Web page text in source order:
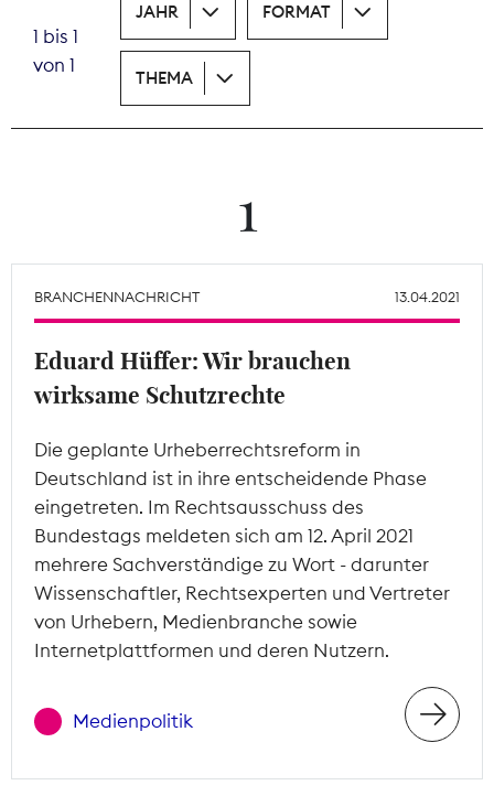
Recht
Tarifpolitik
Theodor-Wolff-Preis
Mitgliederbereich
1 bis 1
von 1
JAHR FORMAT
THEMA
1
BRANCHENNACHRICHT 13.04.2021
Eduard Hüffer: Wir brauchen
wirksame Schutzrechte
Die geplante Urheberrechtsreform in
Deutschland ist in ihre entscheidende Phase
eingetreten. Im Rechtsausschuss des
Bundestags meldeten sich am 12. April 2021
mehrere Sachverständige zu Wort - darunter
Wissenschaftler, Rechtsexperten und Vertreter
von Urhebern, Medienbranche sowie
Internetplattformen und deren Nutzern.
Medienpolitik